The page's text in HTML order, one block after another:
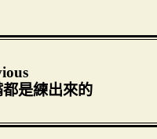
是練出來的